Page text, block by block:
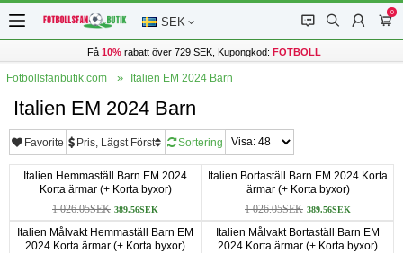
SEK 󰂱 󰂨 󰃳
0
󰃦
Få 10%rabatt över 729 SEK, Kupongkod: FOTBOLL
Fotbollsfanbutik.com Italien EM 2024 Barn
Italien EM 2024 Barn
Favorite Pris, Lägst Först Sortering
Italien Hemmaställ Barn EM 2024
Korta ärmar (+ Korta byxor)
1 026.05SEK 389.56SEK
Italien Bortaställ Barn EM 2024 Korta
ärmar (+ Korta byxor)
1 026.05SEK 389.56SEK
Italien Målvakt Hemmaställ Barn EM
2024 Korta ärmar (+ Korta byxor)
Italien Målvakt Bortaställ Barn EM
2024 Korta ärmar (+ Korta byxor)